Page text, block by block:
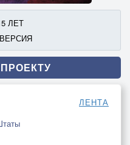
ЛЕТ
ЛЕНТА